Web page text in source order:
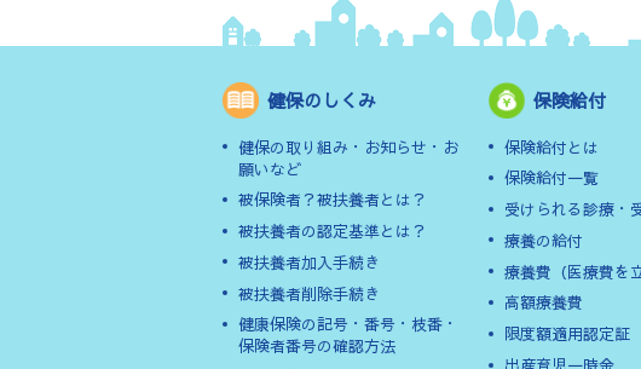
健保のしくみ
健保の取り組み・お知らせ・お
願いなど
被保険者？被扶養者とは？
被扶養者の認定基準とは？
被扶養者加入手続き
被扶養者削除手続き
健康保険の記号・番号・枝番・
保険者番号の確認方法
保険給付
保険給付とは
保険給付一覧
受けられる診療・
療養の給付
療養費（医療費を
高額療養費
限度額適用認定証